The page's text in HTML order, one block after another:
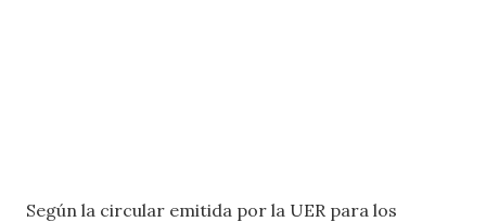
Según la circular emitida por la UER para los